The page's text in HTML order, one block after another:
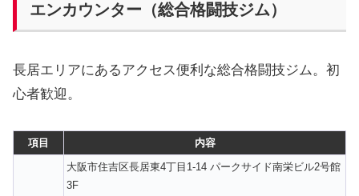
エンカウンター（総合格闘技ジム）
長居エリアにあるアクセス便利な総合格闘技ジム。初
心者歓迎。
項目 内容
大阪市住吉区長居東4丁目1-14 パークサイド南栄ビル2号館
3F